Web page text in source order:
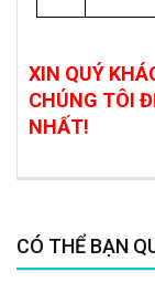
XIN QUÝ
CHÚNG TÔI
NHẤT!
CÓ THỂ BẠN